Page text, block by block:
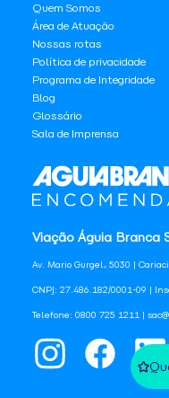
Viação Águia Branca
Av. Mario Gurgel, 5030 |
CNPJ: 27.486.182/0001-09 |
Telefone: 0800 725 1211 |
Quem Somos
Área de Atuação
Nossas rotas
Política de privacidade
Programa de Integridade
Blog
Glossário
Sala de Imprensa